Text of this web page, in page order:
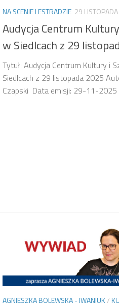
NA SCENIE I ESTRADZIE 29
Audycja Centrum
w Siedlcach z 29
Tytuł: Audycja Centrum Kultury i
Siedlcach z 29 listopada 2025
Czapski Data emisji: 29-11-2025
AGNIESZKA BOLEWSKA - IWANIUK/